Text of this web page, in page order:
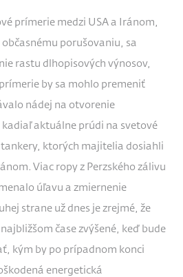
prímerie medzi USA a Iránom,
porušovaniu, sa
rastu dlhopisových výnosov,
by sa mohlo premeniť
nádej na otvorenie
aktuálne prúdi na svetové
ktorých majitelia dosiahli
Viac ropy z Perzského zálivu
úľavu a zmiernenie
strane už dnes je zrejmé, že
čase zvýšené, keď bude
kým by po prípadnom konci
energetická